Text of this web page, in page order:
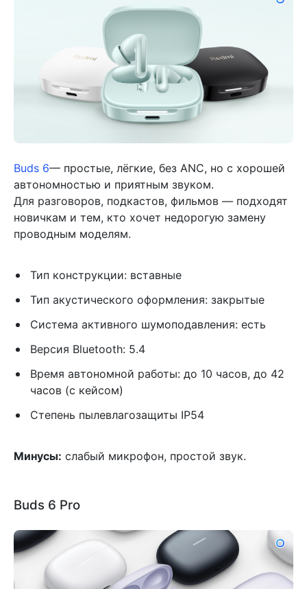
Buds 6— простые, лёгкие, без ANC, но с хорошей
автономностью и приятным звуком.
Для разговоров, подкастов, фильмов — подходят
новичкам и тем, кто хочет недорогую замену
проводным моделям.
Тип конструкции: вставные
Тип акустического оформления: закрытые
Система активного шумоподавления: есть
Версия Bluetooth: 5.4
Время автономной работы: до 10 часов, до 42
часов (с кейсом)
Степень пылевлагозащиты IP54
Минусы: слабый микрофон, простой звук.
Buds 6 Pro